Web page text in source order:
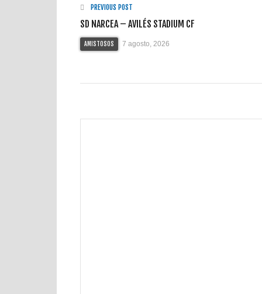
PREVIOUS POST
SD NARCEA – AVILÉS STADIUM CF
AMISTOSOS 7 agosto, 2026